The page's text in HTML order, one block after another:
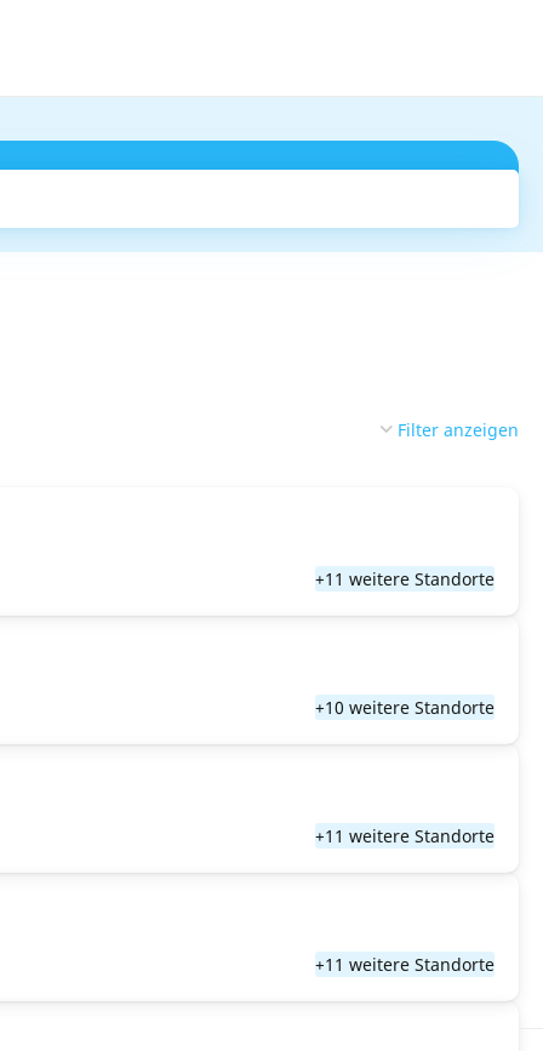
Filter anzeigen
+11 weitere Standorte
+10 weitere Standorte
+11 weitere Standorte
+11 weitere Standorte